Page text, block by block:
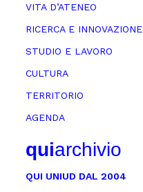
VITA D’ATENEO
RICERCA E INNOVAZIONE
STUDIO E LAVORO
CULTURA
TERRITORIO
AGENDA
quiarchivio
QUI UNIUD DAL 2004